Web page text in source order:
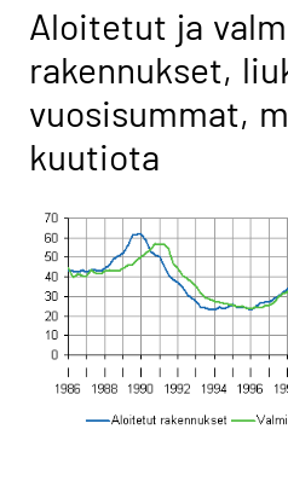
Aloitetut ja
rakennukset,
vuosisummat,
kuutiota